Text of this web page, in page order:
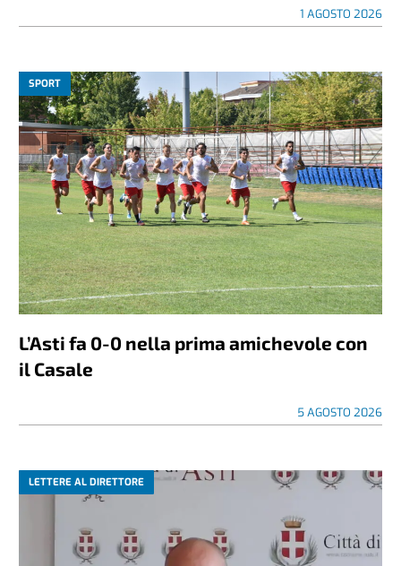
1 AGOSTO 2026
SPORT
L’Asti fa 0-0 nella prima amichevole con
il Casale
5 AGOSTO 2026
LETTERE AL DIRETTORE